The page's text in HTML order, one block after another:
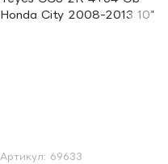
Артикул: 69633